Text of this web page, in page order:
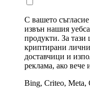
С вашето
извън нашия
продукти. За
криптирани
доставчици и
реклама, ако вече
Bing, Criteo, Meta,